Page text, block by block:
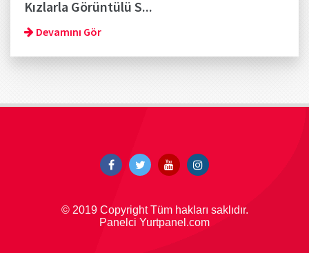
Kızlarla Görüntülü S...
Devamını Gör
© 2019 Copyright Tüm hakları saklıdır.
Panelci Yurtpanel.com